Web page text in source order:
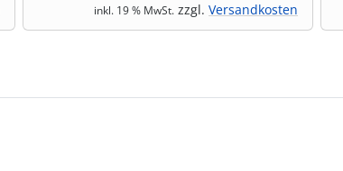
inkl. 19 % MwSt. zzgl. Versandkosten